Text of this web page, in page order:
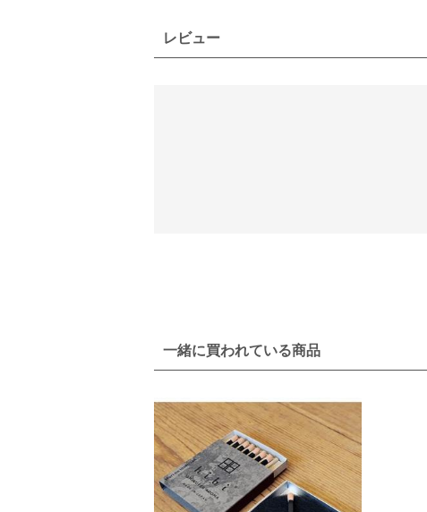
レビュー
一緒に買われている商品